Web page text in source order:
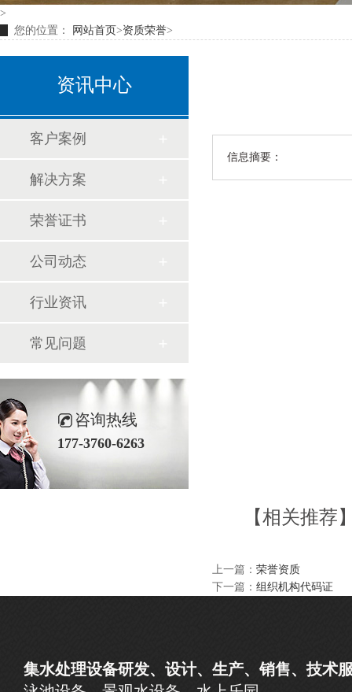
>
您的位置：
网站首页>资质荣誉>
信息摘要：
【相关推荐
上一篇： 荣誉资质
下一篇： 组织机构代码证
资讯中心
客户案例
解决方案
荣誉证书
公司动态
行业资讯
常见问题
咨询热线
177-3760-6263
集水处理设备研发、设计、生产、销售、技术